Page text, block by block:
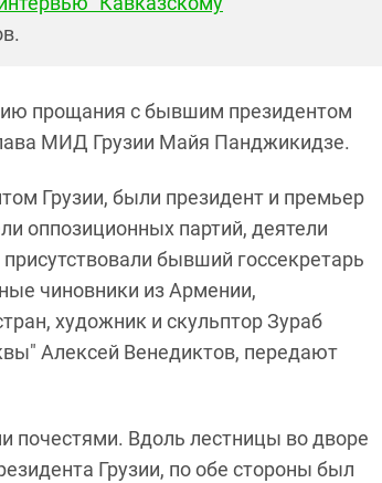
прощания с бывшим президентом
МИД Грузии Майя Панджикидзе.
Грузии, были президент и премьер
оппозиционных партий, деятели
бывший госсекретарь
чиновники из Армении,
художник и скульптор Зураб
Алексей Венедиктов, передают
почестями. Вдоль лестницы во дворе
Грузии, по обе стороны был